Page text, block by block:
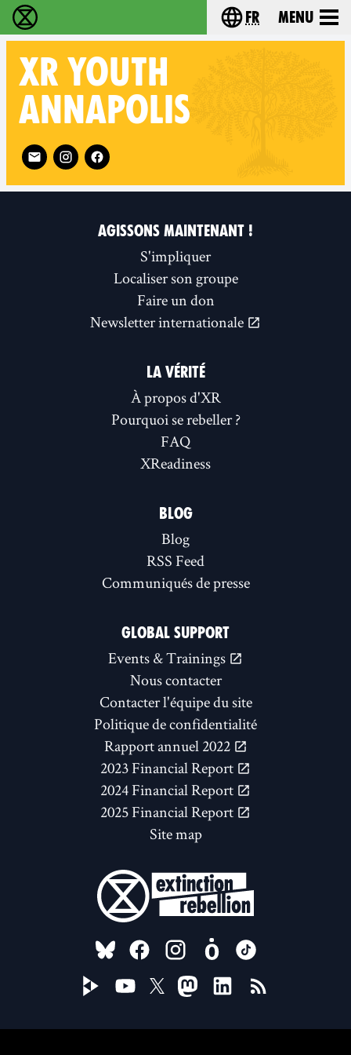
Extinction Rebellion - Home Choisissez votre
fr Menu
XR YOUTH
ANNAPOLIS
Follow XR Youth Annapolis on
AGISSONS MAINTENANT !
S'impliquer
Localiser son groupe
Faire un don
Newsletter internationale
LA VÉRITÉ
À propos d'XR
Pourquoi se rebeller ?
FAQ
XReadiness
BLOG
Blog
RSS Feed
Communiqués de presse
GLOBAL SUPPORT
Events & Trainings
Nous contacter
Contacter l'équipe du site
Politique de confidentialité
Rapport annuel 2022
2023 Financial Report
2024 Financial Report
2025 Financial Report
Site map
FOLLOW US ON